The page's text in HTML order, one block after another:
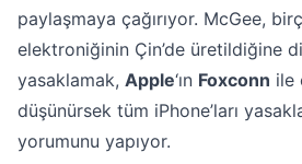
paylaşmaya çağırıyor. McGee,
elektroniğinin Çin’de üretildiğine
yasaklamak, Apple‘ın Foxconn ile
düşünürsek tüm iPhone’ları
yorumunu yapıyor.